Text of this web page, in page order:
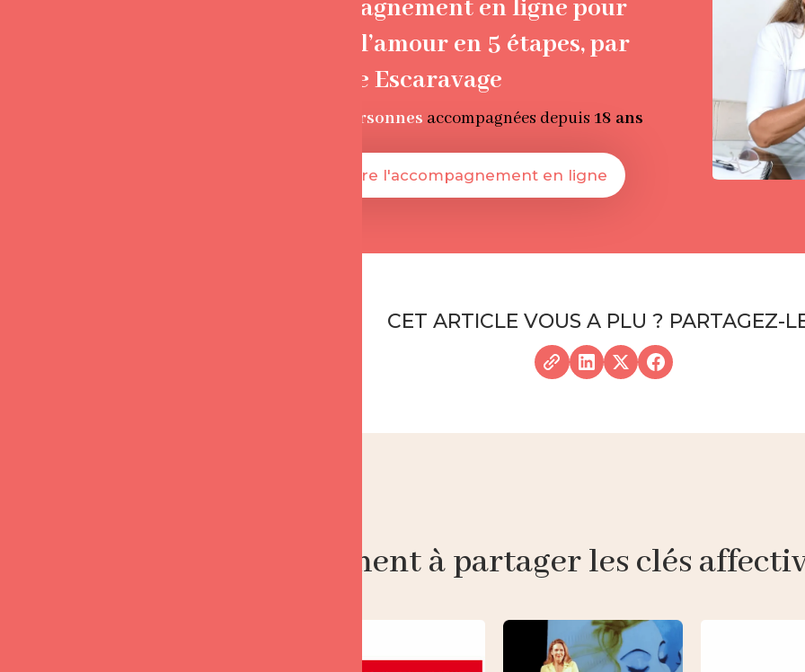
Accompagnement en ligne pour
trouver l’amour en 5 étapes, par
Florence Escaravage
personnes accompagnées depuis 18 ans
Je démarre l'accompagnement en ligne
CET ARTICLE VOUS A PLU ? PARTAGEZ-
Notre engagement à partager les clés